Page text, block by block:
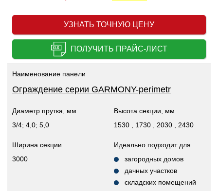
УЗНАТЬ ТОЧНУЮ ЦЕНУ
ПОЛУЧИТЬ ПРАЙС-ЛИСТ
Наименование панели
Ограждение серии GARMONY-perimetr
Диаметр прутка, мм
3/4; 4,0; 5,0
Высота секции, мм
1530 , 1730 , 2030 , 2430
Ширина секции
3000
Идеально подходит для
загородных домов
дачных участков
складских помещений